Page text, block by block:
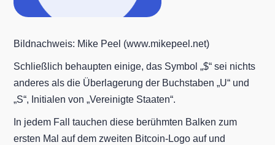
Bildnachweis: Mike Peel (www.mikepeel.net)
Schließlich behaupten einige, das Symbol „$“ sei nichts
anderes als die Überlagerung der Buchstaben „U“ und
„S“, Initialen von „Vereinigte Staaten“.
In jedem Fall tauchen diese berühmten Balken zum
ersten Mal auf dem zweiten Bitcoin-Logo auf und